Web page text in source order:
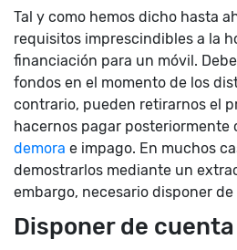
Tal y como hemos dicho hasta
requisitos imprescindibles a la
financiación para un móvil.
fondos en el momento de los
contrario, pueden retirarnos el
hacernos pagar posteriormente
demora e impago. En muchos
demostrarlos mediante un
embargo, necesario disponer de
Disponer de